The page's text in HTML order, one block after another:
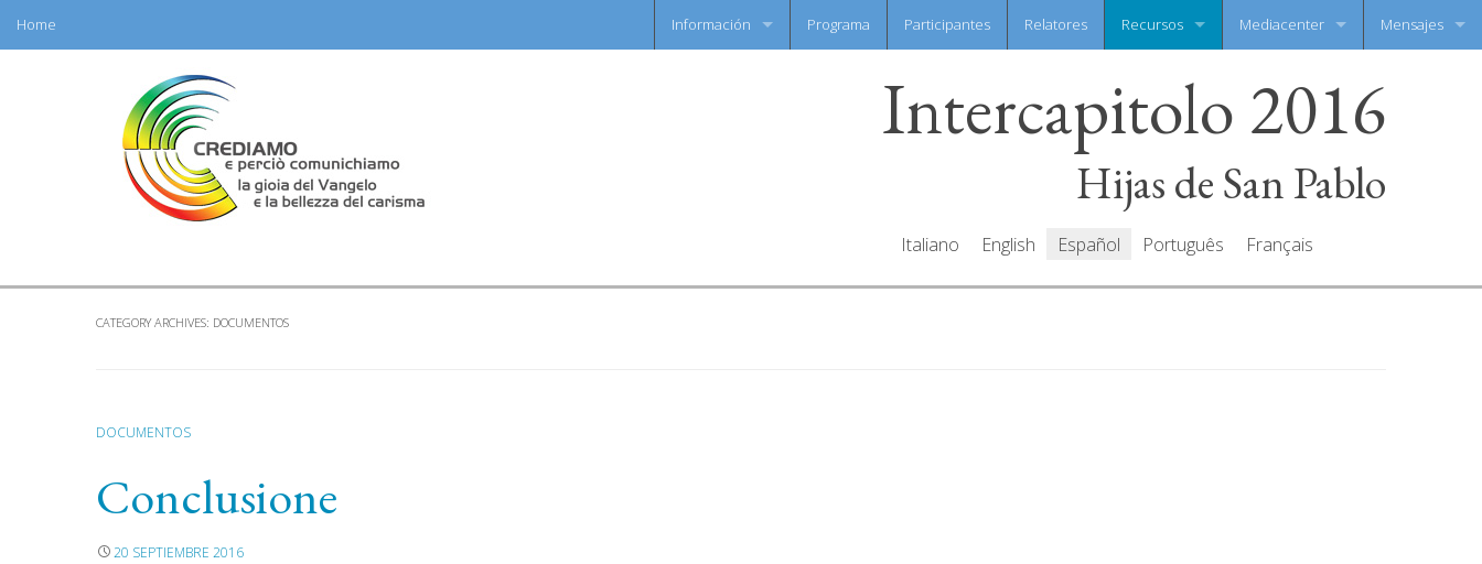
Home Información Programa Participantes Relatores Recursos
Oraciones
Mediacenter
Galeria de video
Mensajes
Todos
Intercapitolo 2016
Hijas de San Pablo
Italiano English Español Português Français
CATEGORY ARCHIVES: DOCUMENTOS
DOCUMENTOS
Conclusione
20 SEPTIEMBRE 2016